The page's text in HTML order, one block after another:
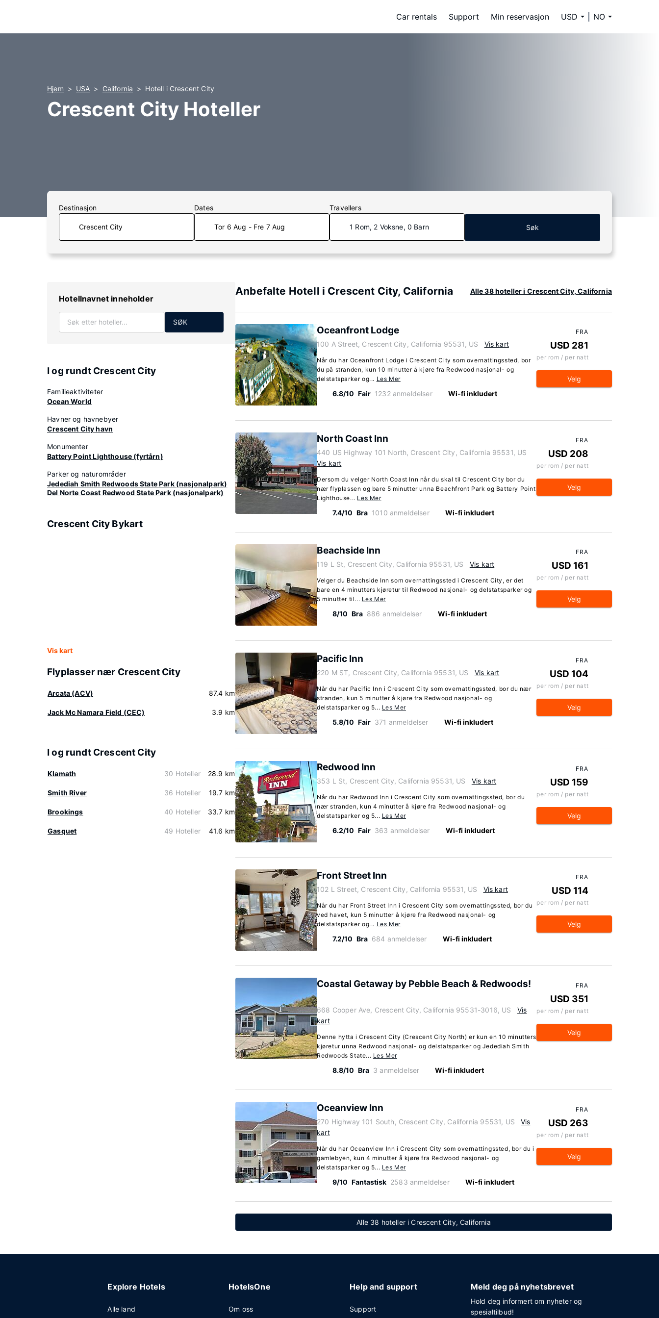
Car rentals Support Min reservasjon USD NO
Hjem USA California Hotell i Crescent City
Crescent City Hoteller
Destinasjon Dates
Tor 6 Aug - Fre 7 Aug
Travellers
1 Rom, 2 Voksne, 0 Barn Søk
Hotellnavnet inneholder
SØK
I og rundt Crescent City
Familieaktiviteter
Ocean World
Havner og havnebyer
Crescent City havn
Monumenter
Battery Point Lighthouse (fyrtårn)
Parker og naturområder
Jedediah Smith Redwoods State Park (nasjonalpark)
Del Norte Coast Redwood State Park (nasjonalpark)
Crescent City Bykart
Vis kart
Flyplasser nær Crescent City
Arcata (ACV) 87.4 km
Jack Mc Namara Field (CEC) 3.9 km
I og rundt Crescent City
Klamath 30 Hoteller 28.9 km
Smith River 36 Hoteller 19.7 km
Brookings 40 Hoteller 33.7 km
Gasquet 49 Hoteller 41.6 km
Anbefalte Hotell i Crescent City, California Alle 38 hoteller i Crescent City, California
Oceanfront Lodge
100 A Street, Crescent City, California 95531, US Vis kart
Når du har Oceanfront Lodge i Crescent City som overnattingssted, bor
du på stranden, kun 10 minutter å kjøre fra Redwood nasjonal- og
delstatsparker og... Les Mer
6.8/10 Fair 1232 anmeldelser Wi-fi inkludert
FRA
USD 281
per rom / per natt
Velg
North Coast Inn
440 US Highway 101 North, Crescent City, California 95531, US
Vis kart
Dersom du velger North Coast Inn når du skal til Crescent City bor du
nær flyplassen og bare 5 minutter unna Beachfront Park og Battery Point
Lighthouse... Les Mer
7.4/10 Bra 1010 anmeldelser Wi-fi inkludert
FRA
USD 208
per rom / per natt
Velg
Beachside Inn
119 L St, Crescent City, California 95531, US Vis kart
Velger du Beachside Inn som overnattingssted i Crescent City, er det
bare en 4 minutters kjøretur til Redwood nasjonal- og delstatsparker og
5 minutter til... Les Mer
8/10 Bra 886 anmeldelser Wi-fi inkludert
FRA
USD 161
per rom / per natt
Velg
Pacific Inn
220 M ST, Crescent City, California 95531, US Vis kart
Når du har Pacific Inn i Crescent City som overnattingssted, bor du nær
stranden, kun 5 minutter å kjøre fra Redwood nasjonal- og
delstatsparker og 5... Les Mer
5.8/10 Fair 371 anmeldelser Wi-fi inkludert
FRA
USD 104
per rom / per natt
Velg
Redwood Inn
353 L St, Crescent City, California 95531, US Vis kart
Når du har Redwood Inn i Crescent City som overnattingssted, bor du
nær stranden, kun 4 minutter å kjøre fra Redwood nasjonal- og
delstatsparker og 5... Les Mer
6.2/10 Fair 363 anmeldelser Wi-fi inkludert
FRA
USD 159
per rom / per natt
Velg
Front Street Inn
102 L Street, Crescent City, California 95531, US Vis kart
Når du har Front Street Inn i Crescent City som overnattingssted, bor du
ved havet, kun 5 minutter å kjøre fra Redwood nasjonal- og
delstatsparker og... Les Mer
7.2/10 Bra 684 anmeldelser Wi-fi inkludert
FRA
USD 114
per rom / per natt
Velg
Coastal Getaway by Pebble Beach & Redwoods!
668 Cooper Ave, Crescent City, California 95531-3016, US
Vis
kart
Denne hytta i Crescent City (Crescent City North) er kun en 10 minutters
kjøretur unna Redwood nasjonal- og delstatsparker og Jedediah Smith
Redwoods State... Les Mer
8.8/10 Bra 3 anmeldelser Wi-fi inkludert
FRA
USD 351
per rom / per natt
Velg
Oceanview Inn
270 Highway 101 South, Crescent City, California 95531, US
Vis
kart
Når du har Oceanview Inn i Crescent City som overnattingssted, bor du i
gamlebyen, kun 4 minutter å kjøre fra Redwood nasjonal- og
delstatsparker og 5... Les Mer
9/10 Fantastisk 2583 anmeldelser Wi-fi inkludert
FRA
USD 263
per rom / per natt
Velg
Alle 38 hoteller i Crescent City, California
Explore Hotels
Alle land
HotelsOne
Om oss
Help and support
Support
Meld deg på nyhetsbrevet
Hold deg informert om nyheter og
spesialtilbud!